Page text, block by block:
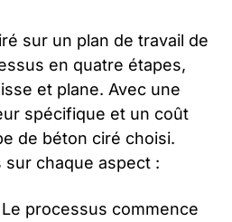
sur un plan de travail de
en quatre étapes,
et plane. Avec une
spécifique et un coût
de béton ciré choisi.
sur chaque aspect :
Le processus commence